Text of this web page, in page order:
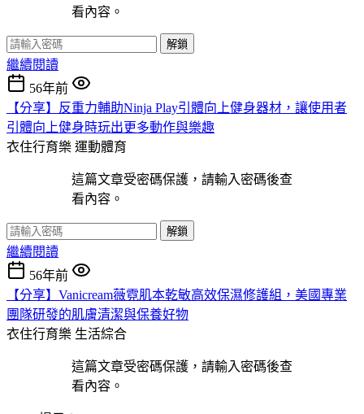
看內容。
解鎖
繼續閱讀
56年前
【分享】反重力輔助Ninja Play引體向上健身器材，讓使用者
引體向上健身時玩出更多動作與樂趣
衣住行育樂 運動體育
這篇文章受密碼保護，請輸入密碼後查
看內容。
解鎖
繼續閱讀
56年前
【分享】Vanicream薇霓肌本乾敏高效保濕修護組，美國專業
團隊研發的肌膚清潔與保養好物
衣住行育樂 生活綜合
這篇文章受密碼保護，請輸入密碼後查
看內容。